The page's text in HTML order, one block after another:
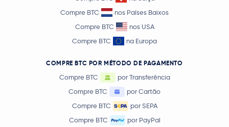
Compre BTC
nos Países Baixos
Compre BTC
nos USA
Compre BTC
na Europa
COMPRE BTC POR MÉTODO DE PAGAMENTO
Compre BTC
por Transferência
Compre BTC
por Cartão
Compre BTC
por SEPA
Compre BTC
por PayPal